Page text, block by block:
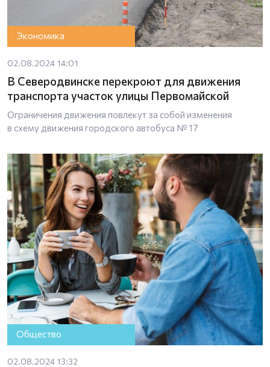
Экономика
02.08.2024 14:01
В Северодвинске перекроют для движения
транспорта участок улицы Первомайской
Ограничения движения повлекут за собой изменения
в схему движения городского автобуса № 17
Общество
02.08.2024 13:32